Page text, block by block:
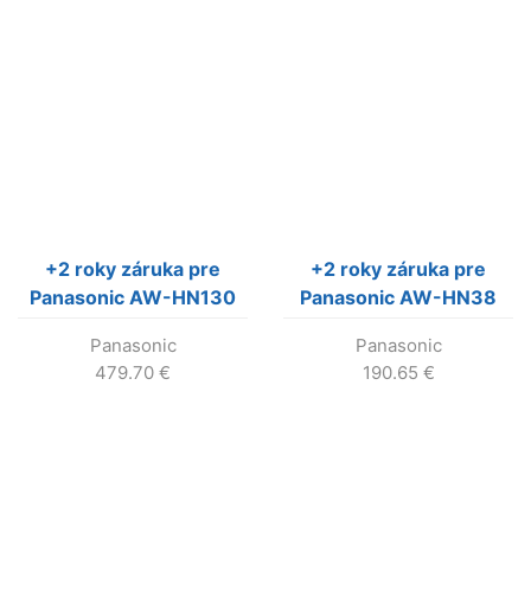
+2 roky záruka pre
Panasonic AW-HN130
Panasonic
479.70 €
+2 roky záruka pre
Panasonic AW-HN38
Panasonic
190.65 €